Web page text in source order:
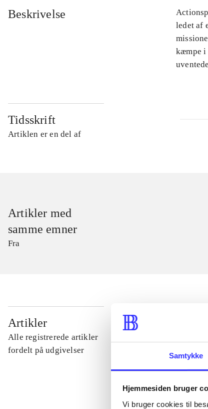
Samtykke
Hjemmesiden bruger
Vi bruger cookies til
Beskrivelse
ledet af
kæmpe i
Tidsskrift
Artiklen er en del af
Artikler med
samme emner
Fra
Artikler
Alle registrerede artikler
fordelt på udgivelser